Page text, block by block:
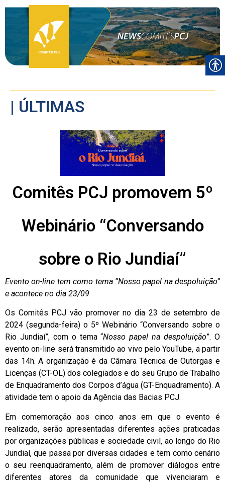
| ÚLTIMAS
Comitês PCJ promovem 5º
Webinário “Conversando
sobre o Rio Jundiaí”
Evento on-line tem como tema “Nosso papel na despoluição”
e acontece no dia 23/09
Os Comitês PCJ vão promover no dia 23 de setembro de
2024 (segunda-feira) o 5º Webinário “Conversando sobre o
Rio Jundiaí”, com o tema “Nosso papel na despoluição”. O
evento on-line será transmitido ao vivo pelo YouTube, a partir
das 14h. A organização é da Câmara Técnica de Outorgas e
Licenças (CT-OL) dos colegiados e do seu Grupo de Trabalho
de Enquadramento dos Corpos d’água (GT-Enquadramento). A
atividade tem o apoio da Agência das Bacias PCJ.
Em comemoração aos cinco anos em que o evento é
realizado, serão apresentadas diferentes ações praticadas
por organizações públicas e sociedade civil, ao longo do Rio
Jundiaí, que passa por diversas cidades e tem como cenário
o seu reenquadramento, além de promover diálogos entre
diferentes atores da comunidade que vivenciaram e